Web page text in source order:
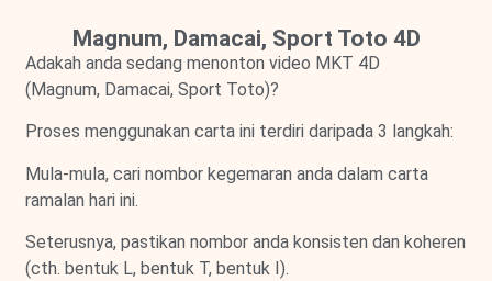
Magnum, Damacai, Sport Toto 4D
Adakah anda sedang menonton video MKT 4D
(Magnum, Damacai, Sport Toto)?
Proses menggunakan carta ini terdiri daripada 3 langkah:
Mula-mula, cari nombor kegemaran anda dalam carta
ramalan hari ini.
Seterusnya, pastikan nombor anda konsisten dan koheren
(cth. bentuk L, bentuk T, bentuk I).